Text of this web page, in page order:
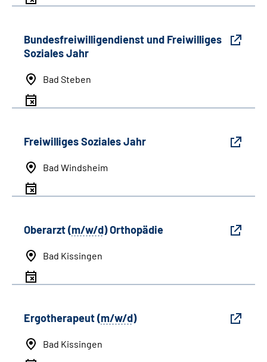
Bundesfreiwilligendienst und Freiwilliges
Soziales Jahr
Bad Steben
Freiwilliges Soziales Jahr
Bad Windsheim
Oberarzt (m/w/d) Orthopädie
Bad Kissingen
Ergotherapeut (m/w/d)
Bad Kissingen